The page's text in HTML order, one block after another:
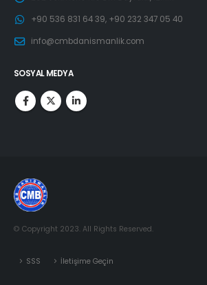
+90 536 831 64 39, +90 232 347 05 40
info@cmbdanismanlik.com
SOSYAL MEDYA
© Copyright 2023. All Rights Reserved.
SSS İletişime Geçin